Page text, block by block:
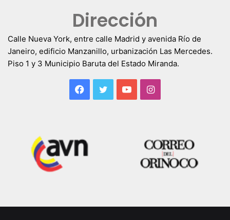
Dirección
Calle Nueva York, entre calle Madrid y avenida Río de
Janeiro, edificio Manzanillo, urbanización Las Mercedes.
Piso 1 y 3 Municipio Baruta del Estado Miranda.
Facebook
TwitterYouTubeInstagram